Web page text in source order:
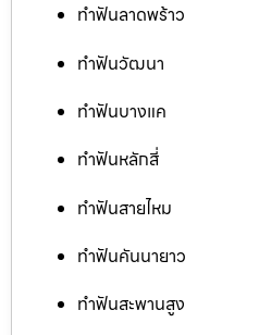
ทำฟันลาดพร้าว
ทำฟันวัฒนา
ทำฟันบางแค
ทำฟันหลักสี่
ทำฟันสายไหม
ทำฟันคันนายาว
ทำฟันสะพานสูง